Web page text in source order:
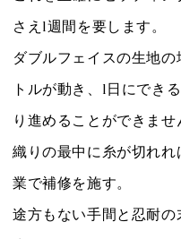
さえ1週間を要します。
ダブルフェイスの生地
トルが動き、1日にでき
り進めることができませ
織りの最中に糸が切れ
業で補修を施す。
途方もない手間と忍耐